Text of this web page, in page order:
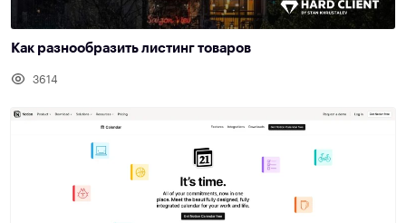
Как разнообразить листинг товаров
3614